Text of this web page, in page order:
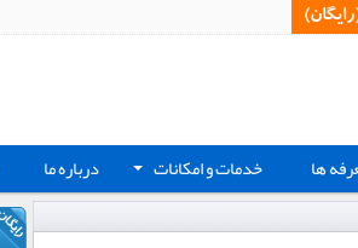
ها + خدمات و امکانات درباره ما